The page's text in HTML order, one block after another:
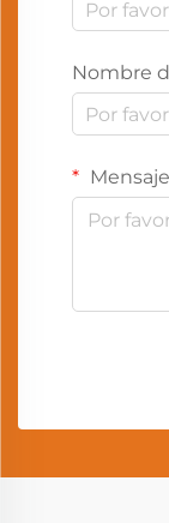
Nombre
Mensaje